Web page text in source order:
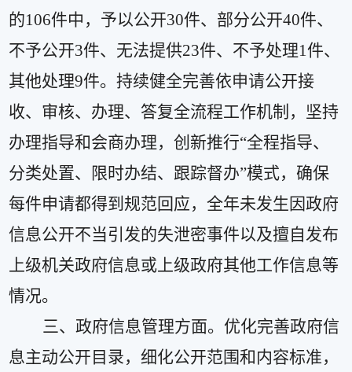
的106件中，予以公开30件、部分公开40件、
不予公开3件、无法提供23件、不予处理1件、
其他处理9件。持续健全完善依申请公开接
收、审核、办理、答复全流程工作机制，坚持
办理指导和会商办理，创新推行“全程指导、
分类处置、限时办结、跟踪督办”模式，确保
每件申请都得到规范回应，全年未发生因政府
信息公开不当引发的失泄密事件以及擅自发布
上级机关政府信息或上级政府其他工作信息等
情况。
三、政府信息管理方面。 优化完善政府信
息主动公开目录，细化公开范围和内容标准，